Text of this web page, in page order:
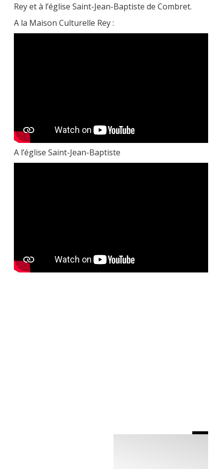
Rey et à l’église Saint-Jean-Baptiste de Combret.
A la Maison Culturelle Rey :
A l’église Saint-Jean-Baptiste